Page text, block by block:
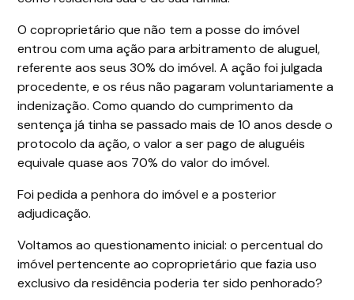
O coproprietário que não tem a posse do imóvel
entrou com uma ação para arbitramento de aluguel,
referente aos seus 30% do imóvel. A ação foi julgada
procedente, e os réus não pagaram voluntariamente a
indenização. Como quando do cumprimento da
sentença já tinha se passado mais de 10 anos desde o
protocolo da ação, o valor a ser pago de aluguéis
equivale quase aos 70% do valor do imóvel.
Foi pedida a penhora do imóvel e a posterior
adjudicação.
Voltamos ao questionamento inicial: o percentual do
imóvel pertencente ao coproprietário que fazia uso
exclusivo da residência poderia ter sido penhorado?